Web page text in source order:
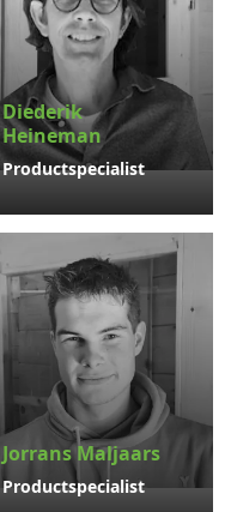
Diederik
Heineman
Productspecialist
Jorrans Maljaars
Productspecialist